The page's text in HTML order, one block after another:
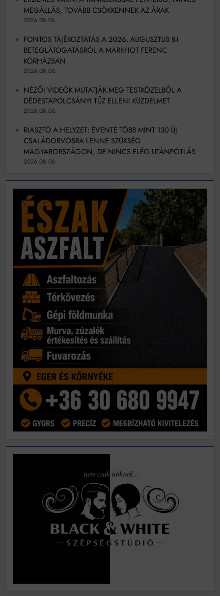
MEGÁLLÁS, TOVÁBB CSÖKKENNEK AZ ÁRAK
2026.08.06.
FONTOS TÁJÉKOZTATÁS A 2026. AUGUSZTUS 8-I
BETEGLÁTOGATÁSRÓL A MARKHOT FERENC
KÓRHÁZBAN
2026.08.06.
NÉZŐI VIDEÓK MUTATJÁK MEG TESTKÖZELBŐL A
DÉDESTAPOLCSÁNYI TŰZ ELLENI KÜZDELMET
2026.08.06.
RIASZTÓ A HELYZET: ÉVENTE TÖBB MINT 130 ÚJ
CSALÁDORVOSRA LENNE SZÜKSÉG
MAGYARORSZÁGON, DE NINCS ELÉG UTÁNPÓTLÁS
2026.08.06.